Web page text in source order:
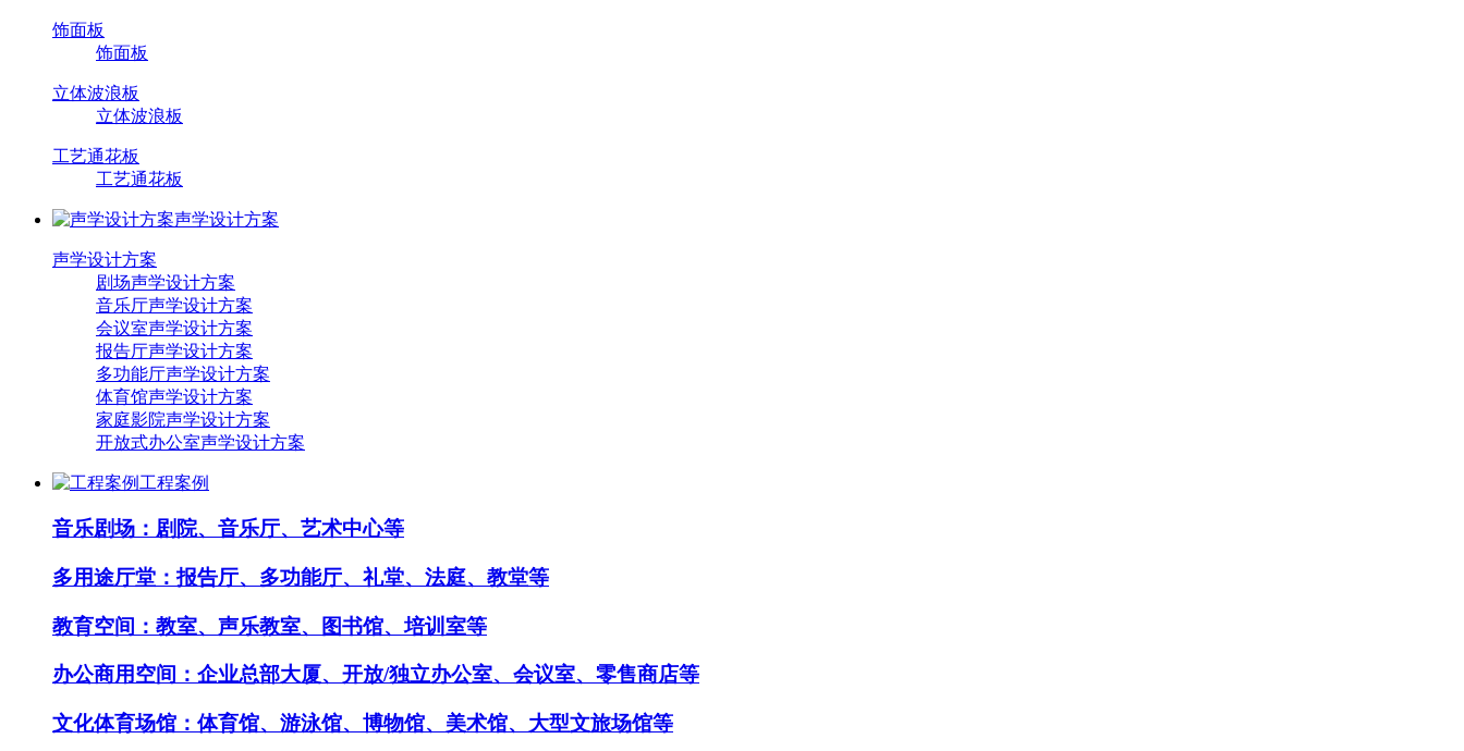
饰面板
饰面板
立体波浪板
立体波浪板
工艺通花板
工艺通花板
声学设计方案
声学设计方案
剧场声学设计方案
音乐厅声学设计方案
会议室声学设计方案
报告厅声学设计方案
多功能厅声学设计方案
体育馆声学设计方案
家庭影院声学设计方案
开放式办公室声学设计方案
工程案例
音乐剧场：剧院、音乐厅、艺术中心等
多用途厅堂：报告厅、多功能厅、礼堂、法庭、教堂等
教育空间：教室、声乐教室、图书馆、培训室等
办公商用空间：企业总部大厦、开放/独立办公室、会议室、零售商店等
文化体育场馆：体育馆、游泳馆、博物馆、美术馆、大型文旅场馆等